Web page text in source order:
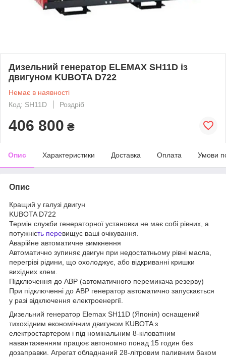
Дизельний генератор ELEMAX SH11D із
двигуном KUBOTA D722
Немає в наявності
Код: SH11D
Роздріб
406 800 ₴
Опис Характеристики Доставка Оплата Умови
Опис
Кращий у галузі двигун
KUBOTA D722
Термін служби генераторної установки не має собі рівних, а
потужність перевищує ваші очікування.
Аварійне автоматичне вимкнення
Автоматично зупиняє двигун при недостатньому рівні масла,
перегріві рідини, що охолоджує, або відкриванні кришки
вихідних клем.
Підключення до АВР (автоматичного перемикача резерву)
При підключенні до АВР генератор автоматично запускається
у разі відключення електроенергії.
Дизельний генератор Elemax SH11D (Японія) оснащений
тихохідним економічним двигуном KUBOTA з
електростартером і під номінальним 8-кіловатним
навантаженням працює автономно понад 15 годин без
дозаправки. Агрегат обладнаний 28-літровим паливним баком